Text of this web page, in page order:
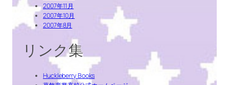
2007年11月
2007年10月
2007年8月
リンク集
Huckleberry Books